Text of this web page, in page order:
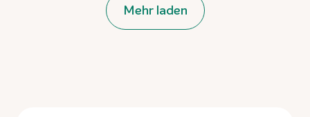
Mehr laden